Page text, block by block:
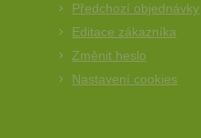
Předchozí objednávky
Editace zákazníka
Změnit heslo
Nastavení cookies